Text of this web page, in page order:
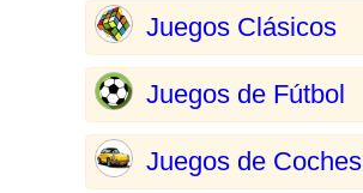
Juegos Clásicos
Juegos de Fútbol
Juegos de Coches